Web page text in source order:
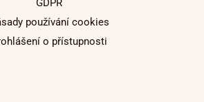
GDPR
používání cookies
o přístupnosti